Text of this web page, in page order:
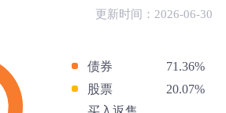
更新时间：2026-06-30
债券
71.36%
股票
20.07%